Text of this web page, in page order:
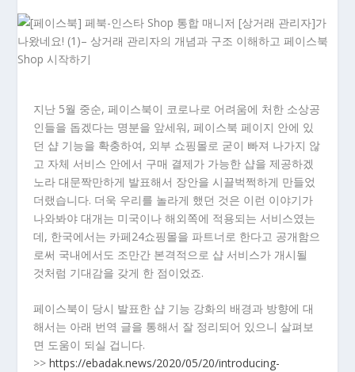
지난 5월 중순, 페이스북이 코로나로 어려움에 처한 소상공
인들을 돕겠다는 명분을 앞세워, 페이스북 페이지 안에 있
던 샵 기능을 확충하여, 외부 쇼핑몰로 굳이 빠져 나가지 않
고 자체 서비스 안에서 구매 결제가 가능한 샵을 제공하겠
노라 대문짝만하게 발표해서 장안을 시끌벅쩍하게 만들었
더랬습니다. 더욱 우리를 놀라게 했던 것은 이런 이야기가
나와봐야 대개는 미국이나 해외쪽에 적용되는 서비스였는
데, 한국에서는 카페24쇼핑몰을 파트너로 한다고 공개함으
로써 국내에서도 조만간 본격적으로 샵 서비스가 개시될
것처럼 기대감을 갖게 한 점이었죠.
페이스북이 당시 발표한 샵 기능 강화의 배경과 방향에 대
해서는 아래 번역 글을 통해서 잘 정리되어 있으니 살펴보
면 도움이 되실 겁니다.
>>https://ebadak.news/2020/05/20/introducing-